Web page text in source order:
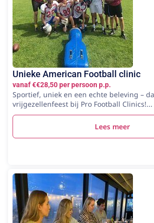
Unieke American Football clinic
vanaf €€28,50 per persoon p.p.
Sportief, uniek en een echte beleving –
vrijgezellenfeest bij Pro Football Clinics!...
Lees meer